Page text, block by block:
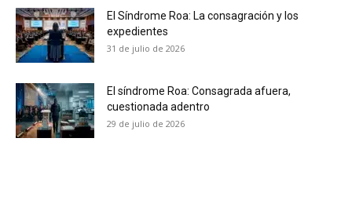
El Síndrome Roa: La consagración y los
expedientes
31 de julio de 2026
El síndrome Roa: Consagrada afuera,
cuestionada adentro
29 de julio de 2026